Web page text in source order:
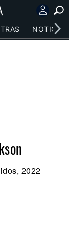
NOTICIAS
2022